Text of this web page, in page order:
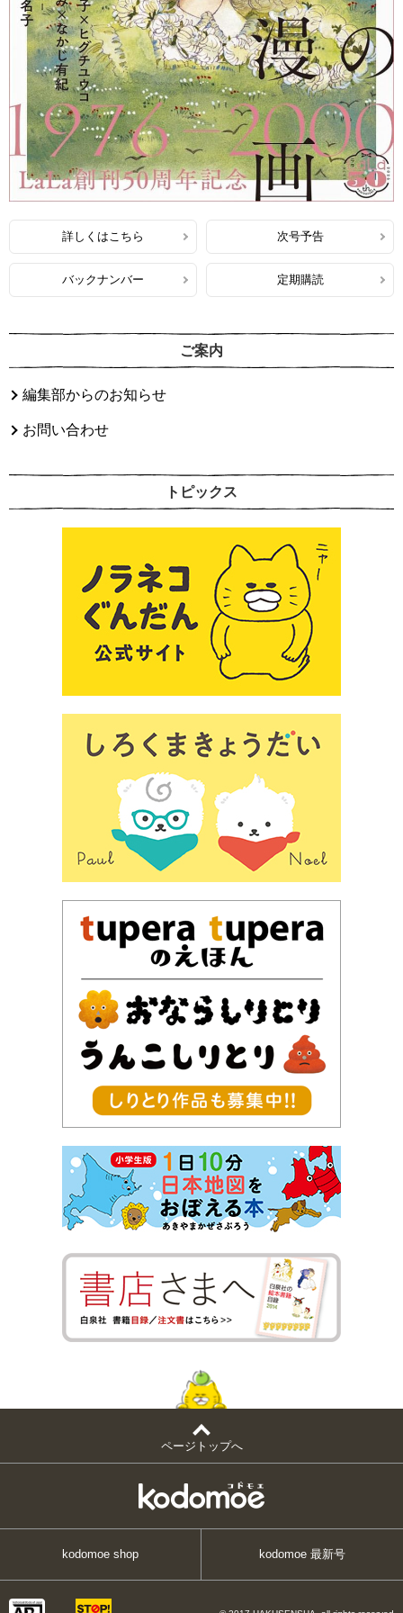
詳しくはこちら 次号予告
バックナンバー 定期購読
ご案内
編集部からのお知らせ
お問い合わせ
トピックス
ページトップへ
kodomoe shop kodomoe 最新号